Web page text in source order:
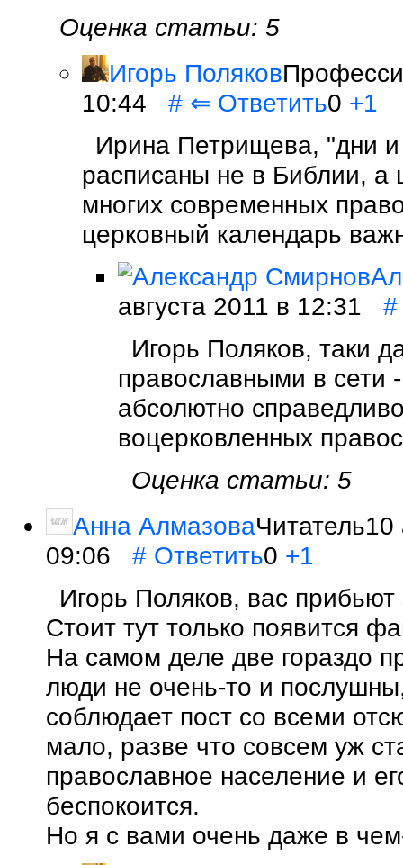
Оценка статьи: 5
Игорь Поляков
10:44 # ⇐ Ответить0 +1
Ирина Петрищева, "дни и
расписаны не в Библии, а
многих современных
церковный календарь
августа 2011 в 12:31 #
Игорь Поляков, таки
православными в сети
абсолютно
воцерковленных
Оценка статьи: 5
Анна АлмазоваЧитатель10
09:06 # Ответить0 +1
Игорь Поляков, вас
Стоит тут только появится
На самом деле две гораздо
люди не очень-то и
соблюдает пост со всеми
мало, разве что совсем уж
православное население и
беспокоится.
Но я с вами очень даже в